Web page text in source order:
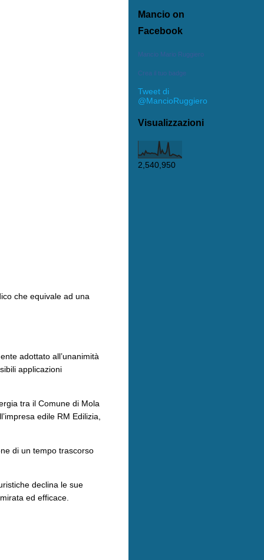
Mancio on
Facebook
Mancio Mario Ruggiero
Crea il tuo badge
Tweet di
@MancioRuggiero
Visualizzazioni
2,540,950
che equivale ad una
adottato all’unanimità
applicazioni
tra il Comune di Mola
edile RM Edilizia,
di un tempo trascorso
declina le sue
ed efficace.